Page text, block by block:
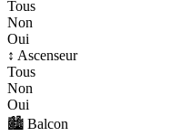
Tous
Non
Oui
↕️ Ascenseur
Tous
Non
Oui
🏙️ Balcon